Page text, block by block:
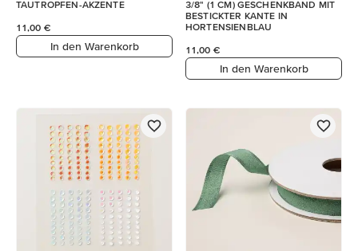
TAUTROPFEN-AKZENTE
11,00 €
In den Warenkorb
3/8" (1 CM) GESCHENKBAND MIT
BESTICKTER KANTE IN
HORTENSIENBLAU
11,00 €
In den Warenkorb